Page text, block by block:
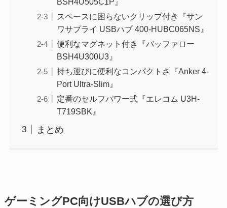
スペースに困らないクリップ付き『サン
ワサプライ USBハブ 400-HUBC065NS』
便利なマグネット付き『バッファロー
BSH4U300U3』
持ち運びに便利なコンパクトさ『Anker 4-
Port Ultra-Slim』
定番のセルフパワー式『エレコム U3H-
T719SBK』
まとめ
ゲーミングPC向けUSBハブの選び方